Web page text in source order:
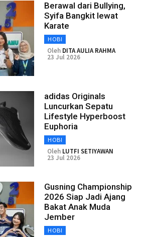
Berawal dari Bullying,
Syifa Bangkit lewat
Karate
HOBI
Oleh DITA AULIA RAHMA
23 Jul 2026
adidas Originals
Luncurkan Sepatu
Lifestyle Hyperboost
Euphoria
HOBI
Oleh LUTFI SETIYAWAN
23 Jul 2026
Gusning Championship
2026 Siap Jadi Ajang
Bakat Anak Muda
Jember
HOBI